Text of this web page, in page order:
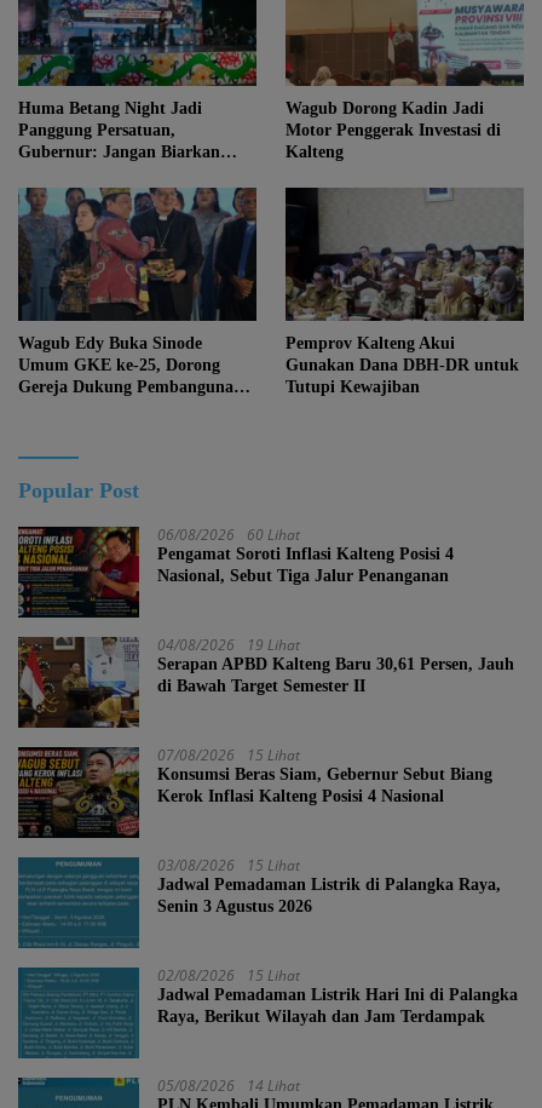
Huma Betang Night Jadi
Panggung Persatuan,
Gubernur: Jangan Biarkan
Kalteng
Wagub Dorong Kadin Jadi
Motor Penggerak Investasi di
Kalteng
Wagub Edy Buka Sinode
Umum GKE ke-25, Dorong
Gereja Dukung Pembangunan
Pemprov Kalteng Akui
Gunakan Dana DBH-DR untuk
Tutupi Kewajiban
Popular Post
06/08/2026 60 Lihat
Pengamat Soroti Inflasi Kalteng Posisi 4
Nasional, Sebut Tiga Jalur Penanganan
04/08/2026 19 Lihat
Serapan APBD Kalteng Baru 30,61 Persen, Jauh
di Bawah Target Semester II
07/08/2026 15 Lihat
Konsumsi Beras Siam, Gebernur Sebut Biang
Kerok Inflasi Kalteng Posisi 4 Nasional
03/08/2026 15 Lihat
Jadwal Pemadaman Listrik di Palangka Raya,
Senin 3 Agustus 2026
02/08/2026 15 Lihat
Jadwal Pemadaman Listrik Hari Ini di Palangka
Raya, Berikut Wilayah dan Jam Terdampak
05/08/2026 14 Lihat